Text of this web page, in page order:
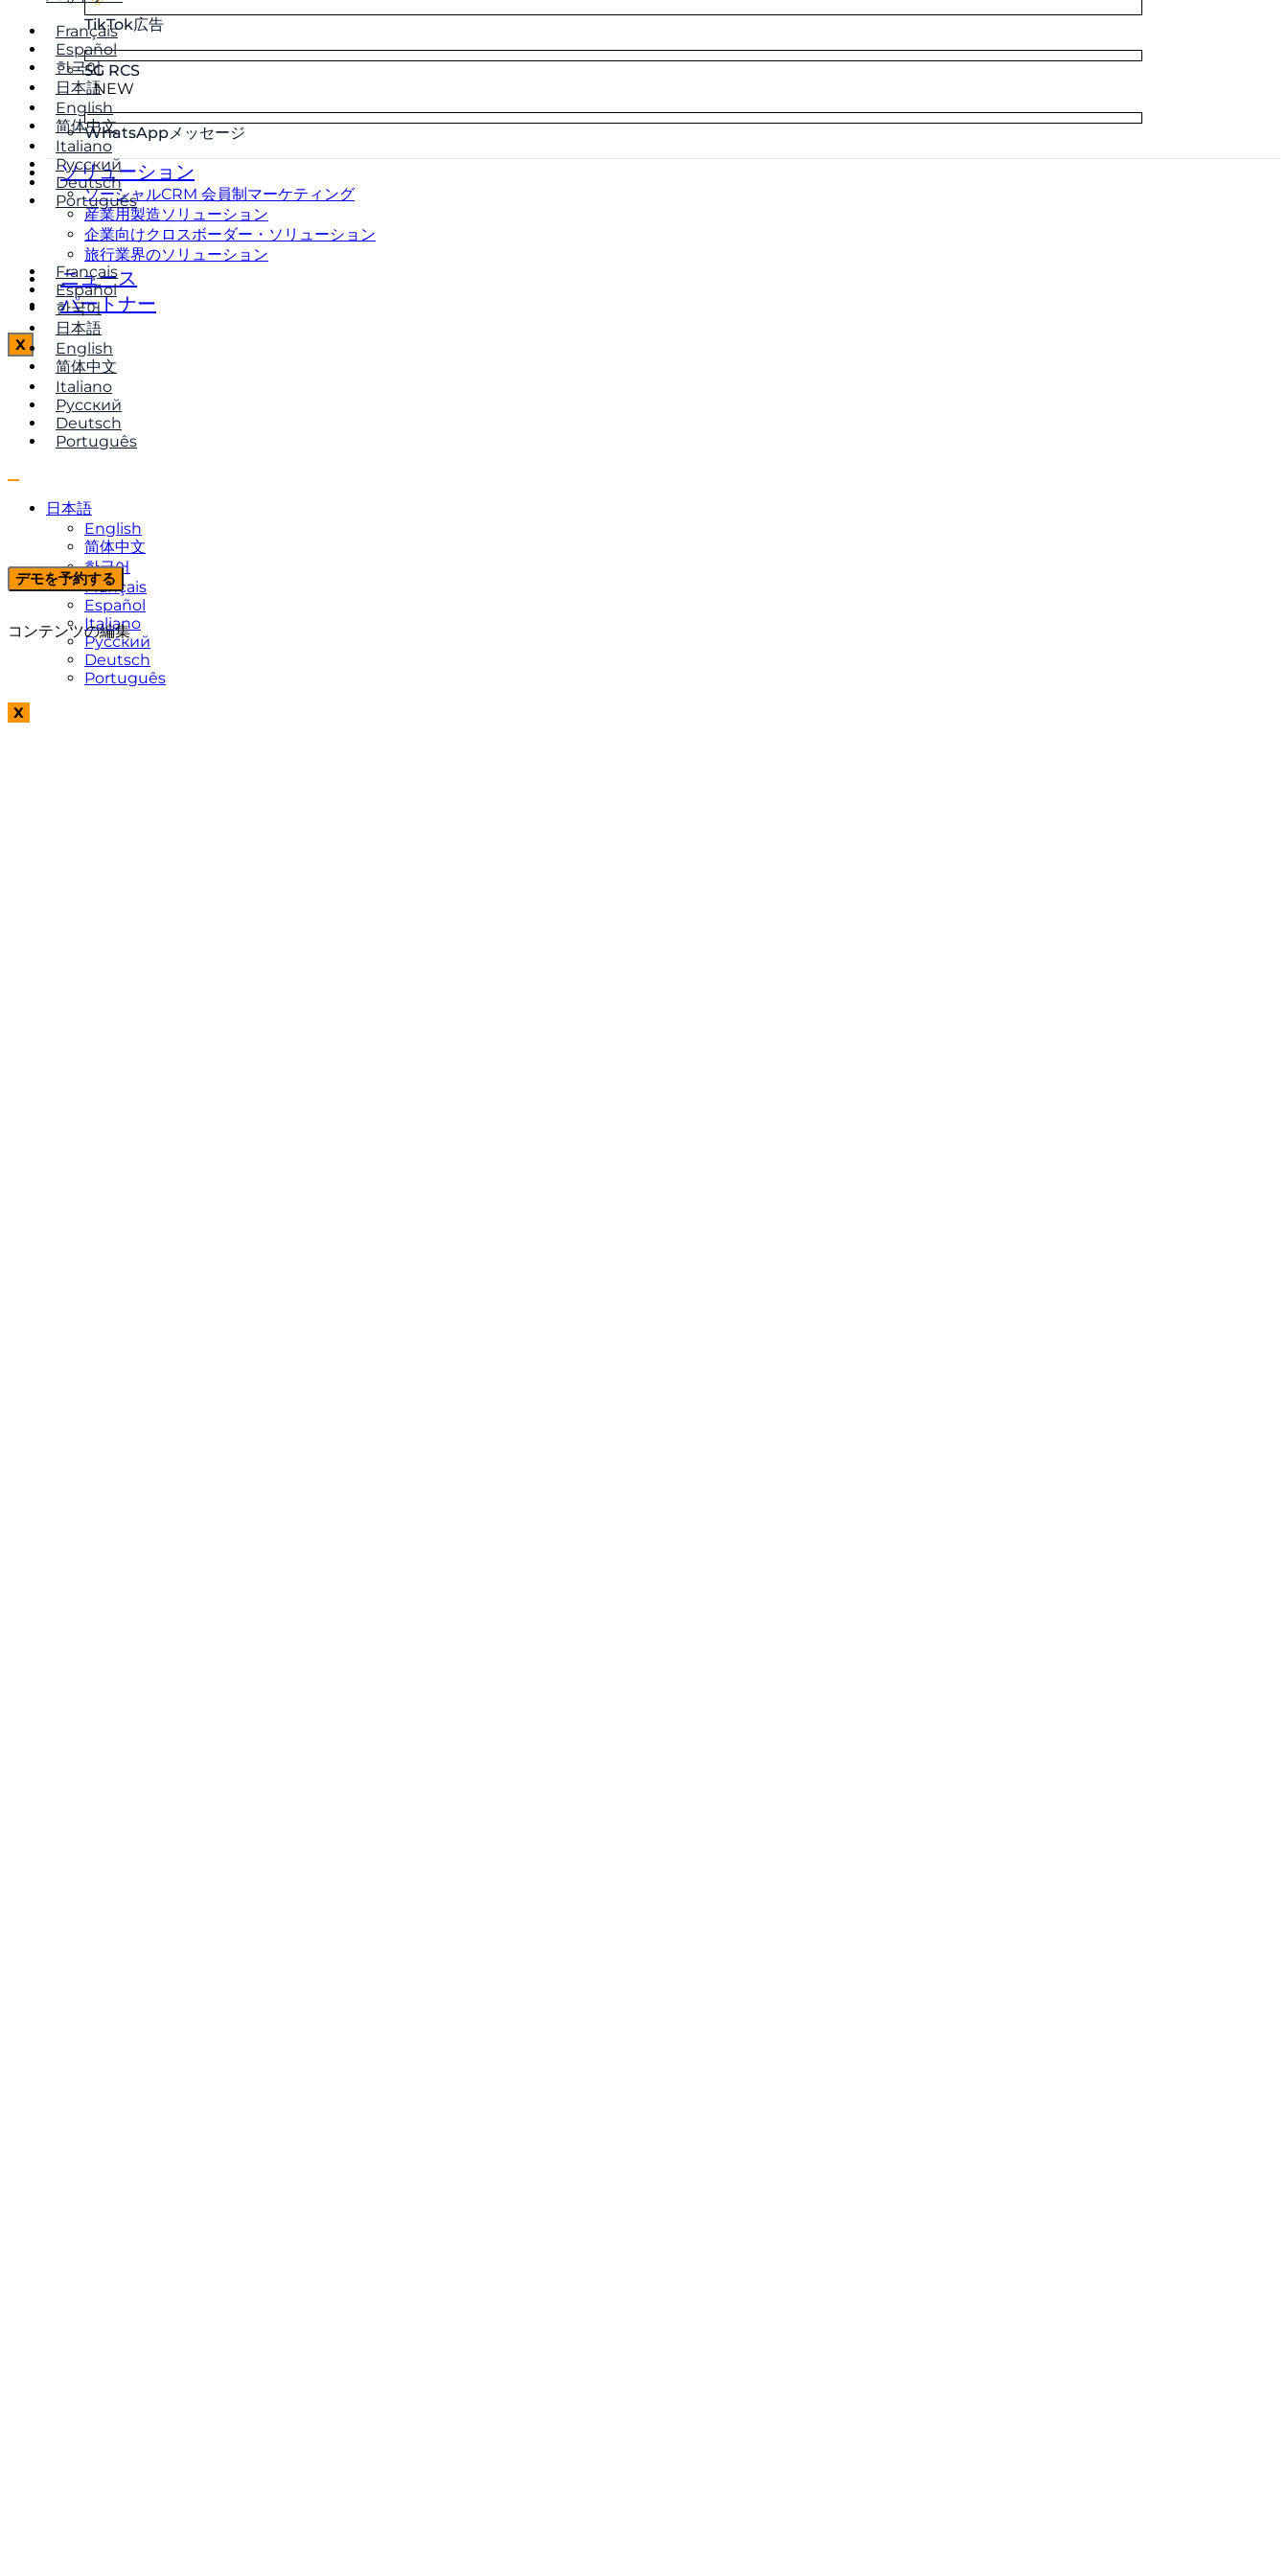
TikTok広告
5G RCS
NEW
WhatsAppメッセージ
ソリューション
ソーシャルCRM 会員制マーケティング
産業用製造ソリューション
企業向けクロスボーダー・ソリューション
旅行業界のソリューション
ニュース
パートナー
X
Français
Español
한국어
日本語
English
简体中文
Italiano
Русский
Deutsch
Português
Français
Español
한국어
日本語
English
简体中文
Italiano
Русский
Deutsch
Português
日本語
English
简体中文
한국어
Français
Español
Italiano
Русский
Deutsch
Português
X
デモを予約する
コンテンツの編集